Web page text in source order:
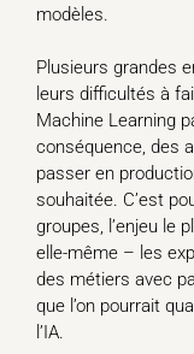
modèles.
Plusieurs grandes
leurs difficultés à
Machine Learning
conséquence, des
passer en
souhaitée. C’est
groupes, l’enjeu le
elle-même – les
des métiers avec
que l’on pourrait
l’IA.